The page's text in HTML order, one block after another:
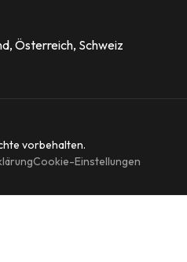
Österreich, Schweiz
vorbehalten.
Cookie-Einstellungen